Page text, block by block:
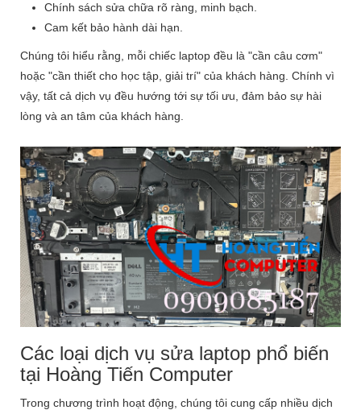
Chính sách sửa chữa rõ ràng, minh bạch.
Cam kết bảo hành dài hạn.
Chúng tôi hiểu rằng, mỗi chiếc laptop đều là "cần câu cơm"
hoặc "cần thiết cho học tập, giải trí" của khách hàng. Chính vì
vậy, tất cả dịch vụ đều hướng tới sự tối ưu, đảm bảo sự hài
lòng và an tâm của khách hàng.
Các loại dịch vụ sửa laptop phổ biến
tại Hoàng Tiến Computer
Trong chương trình hoạt động, chúng tôi cung cấp nhiều dịch